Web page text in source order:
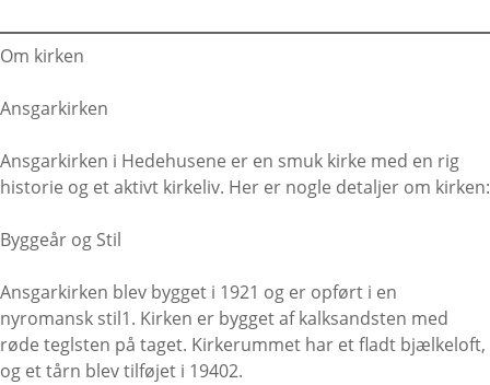
Om kirken
Ansgarkirken
Ansgarkirken i Hedehusene er en smuk kirke med en rig
historie og et aktivt kirkeliv. Her er nogle detaljer om kirken:
Byggeår og Stil
Ansgarkirken blev bygget i 1921 og er opført i en
nyromansk stil1. Kirken er bygget af kalksandsten med
røde teglsten på taget. Kirkerummet har et fladt bjælkeloft,
og et tårn blev tilføjet i 19402.